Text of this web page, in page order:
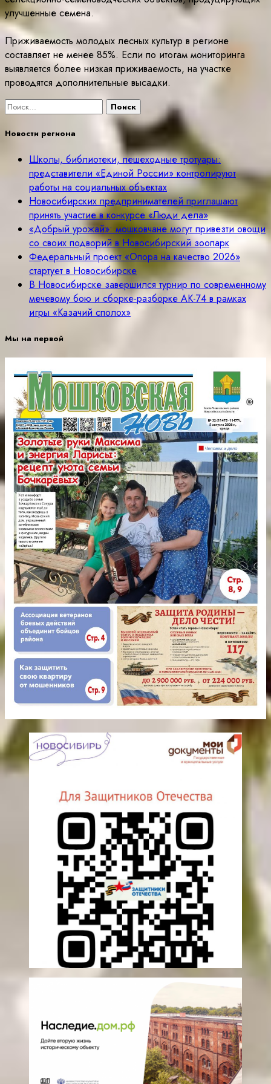
улучшенные семена.
Приживаемость молодых лесных культур в регионе
составляет не менее 85%. Если по итогам мониторинга
выявляется более низкая приживаемость, на участке
проводятся дополнительные высадки.
Найти:
Новости региона
Школы, библиотеки, пешеходные тротуары:
представители «Единой России» контролируют
работы на социальных объектах
Новосибирских предпринимателей приглашают
принять участие в конкурсе «Люди дела»
«Добрый урожай»: мошковчане могут привезти овощи
со своих подворий в Новосибирский зоопарк
Федеральный проект «Опора на качество 2026»
стартует в Новосибирске
В Новосибирске завершился турнир по современному
мечевому бою и сборке-разборке АК-74 в рамках
игры «Казачий сполох»
Мы на первой